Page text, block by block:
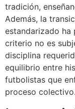
tradición,
Además, la
estandarizado ha
criterio no es
disciplina
equilibrio entre
futbolistas que
proceso colectivo.